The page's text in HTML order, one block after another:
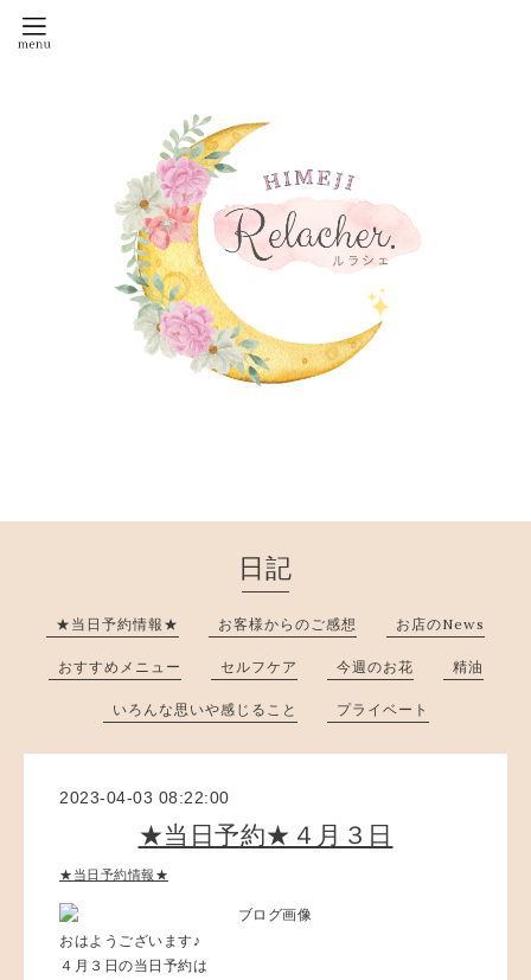
日記
★当日予約情報★ お客様からのご感想 お店のNews
おすすめメニュー セルフケア 今週のお花 精油
いろんな思いや感じること プライベート
2023-04-03 08:22:00
★当日予約★４月３日
★当日予約情報★
おはようございます♪
４月３日の当日予約は